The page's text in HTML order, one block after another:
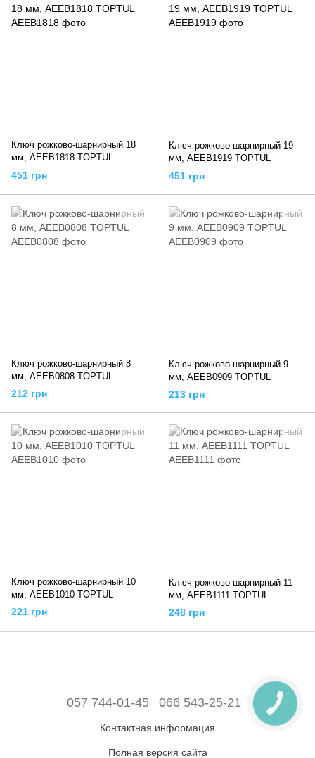
Ключ рожково-шарнирный 18
мм, AEEB1818 TOPTUL
451 грн
Ключ рожково-шарнирный 19
мм, AEEB1919 TOPTUL
451 грн
Ключ рожково-шарнирный 8
мм, AEEB0808 TOPTUL
212 грн
Ключ рожково-шарнирный 9
мм, AEEB0909 TOPTUL
213 грн
Ключ рожково-шарнирный 10
мм, AEEB1010 TOPTUL
221 грн
Ключ рожково-шарнирный 11
мм, AEEB1111 TOPTUL
248 грн
057 744-01-45 066 543-25-21
Контактная информация
Полная версия сайта